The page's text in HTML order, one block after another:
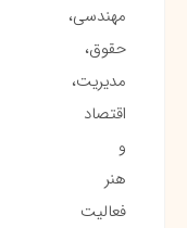
مهندسی،
حقوق،
مدیریت،
اقتصاد
و
هنر
فعالیت